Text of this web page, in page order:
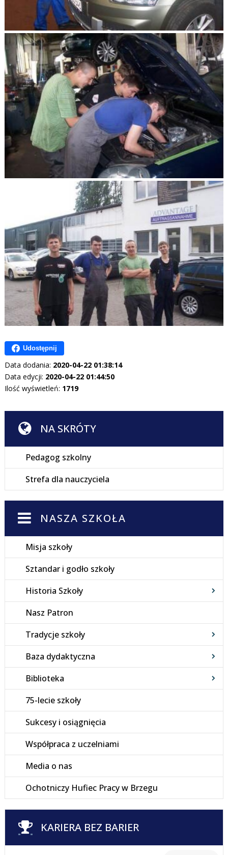
Udostępnij
Data dodania: 2020-04-22 01:38:14
Data edycji: 2020-04-22 01:44:50
Ilość wyświetleń: 1719
NA SKRÓTY
Pedagog szkolny
Strefa dla nauczyciela
NASZA SZKOŁA
Misja szkoły
Sztandar i godło szkoły
Historia Szkoły
Nasz Patron
Tradycje szkoły
Baza dydaktyczna
Biblioteka
75-lecie szkoły
Sukcesy i osiągnięcia
Współpraca z uczelniami
Media o nas
Ochotniczy Hufiec Pracy w Brzegu
KARIERA BEZ BARIER